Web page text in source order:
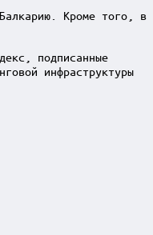
Кроме того, в
подписанные
инфраструктуры